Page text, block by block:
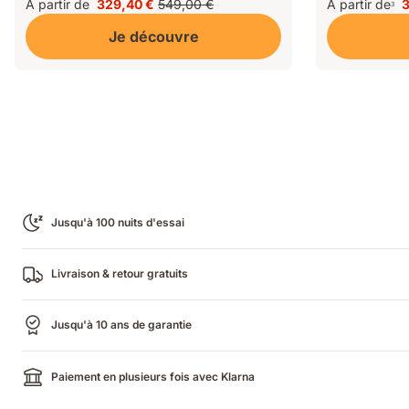
renforcés
2
sur
5
À partir de Prix
329,40 €
329,40 € Prix
549,00 €
549,00 €
Je découvre
4
sur
5
À partir de3
Jusqu'à 100 nuits d'essai
Livraison & retour gratuits
Jusqu'à 10 ans de garantie
Paiement en plusieurs fois avec Klarna